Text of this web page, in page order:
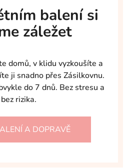
balení si
záležet
domů, v klidu vyzkoušíte a
ji snadno přes Zásilkovnu.
do 7 dnů. Bez stresu a
bez rizika.
A DOPRAVĚ